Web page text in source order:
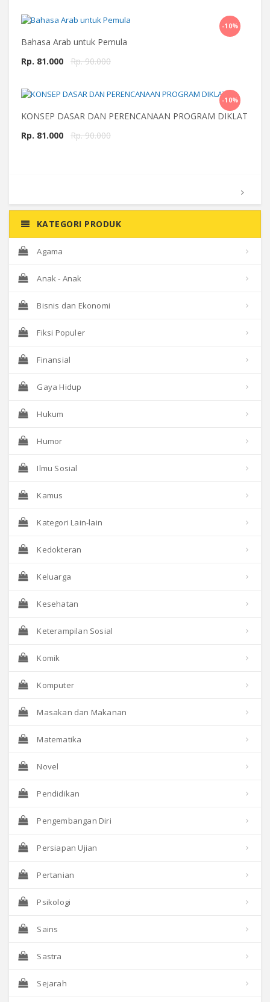
-10%
Bahasa Arab untuk Pemula
Rp. 81.000
Rp. 90.000
-10%
KONSEP DASAR DAN PERENCANAAN PROGRAM DIKLAT
Rp. 81.000
Rp. 90.000
KATEGORI PRODUK
Agama
Anak - Anak
Bisnis dan Ekonomi
Fiksi Populer
Finansial
Gaya Hidup
Hukum
Humor
Ilmu Sosial
Kamus
Kategori Lain-lain
Kedokteran
Keluarga
Kesehatan
Keterampilan Sosial
Komik
Komputer
Masakan dan Makanan
Matematika
Novel
Pendidikan
Pengembangan Diri
Persiapan Ujian
Pertanian
Psikologi
Sains
Sastra
Sejarah